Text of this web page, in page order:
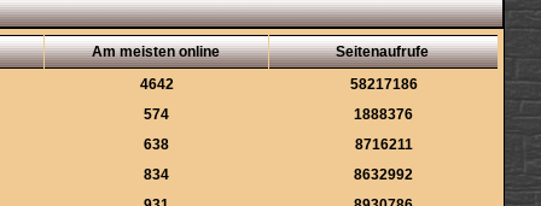
Am meisten online
Seitenaufrufe
4642
58217186
574
1888376
638
8716211
834
8632992